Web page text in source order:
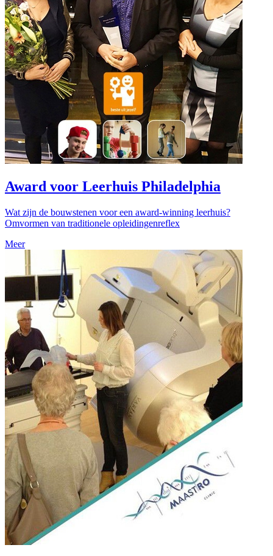
Award voor Leerhuis Philadelphia
Wat zijn de bouwstenen voor een award-winning leerhuis?
Omvormen van traditionele opleidingenreflex
Meer